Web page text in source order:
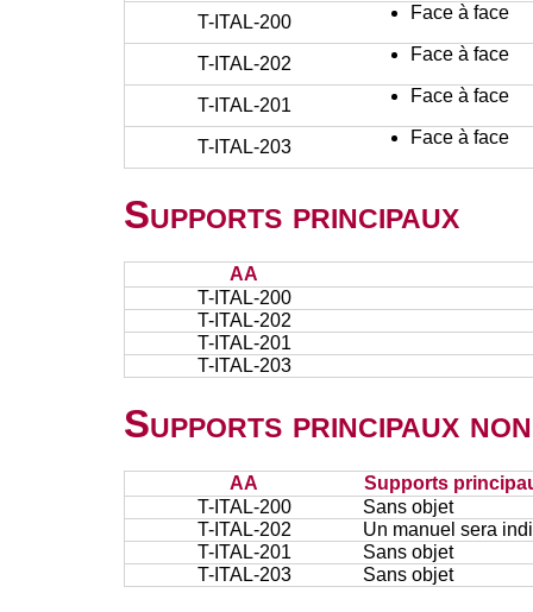
T-ITAL-200
Face à face
T-ITAL-202 Face à face
T-ITAL-201 Face à face
T-ITAL-203 Face à face
Supports principaux
AA
T-ITAL-200
T-ITAL-202
T-ITAL-201
T-ITAL-203
Supports principaux
AA
Supports
T-ITAL-200
Sans objet
T-ITAL-202
Un manuel sera
T-ITAL-201
Sans objet
T-ITAL-203
Sans objet